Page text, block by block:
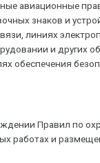
авиационные
знаков и
линиях
и других
обеспечения
Правил по
работах и